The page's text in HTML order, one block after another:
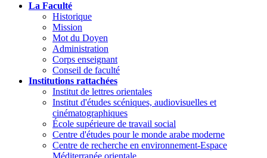
La Faculté
Historique
Mission
Mot du Doyen
Administration
Corps enseignant
Conseil de faculté
Institutions rattachées
Institut de lettres orientales
Institut d'études scéniques, audiovisuelles et
cinématographiques
École supérieure de travail social
Centre d'études pour le monde arabe moderne
Centre de recherche en environnement-Espace
Méditerranée orientale